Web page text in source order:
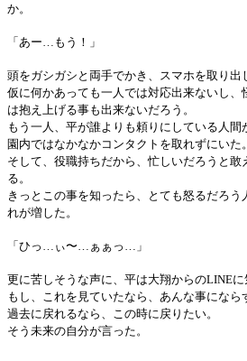
か。
「あー…もう！」
頭をガシガシと両手でかき、スマホを取り出
仮に何かあっても一人では対応出来ないし
は抱え上げる事も出来ないだろう。
もう一人、平が誰よりも頼りにしている人
園内ではなかなかコンタクトを取れずにいた。
そして、役職持ちだから、忙しいだろうと敢
る。
きっとこの事を知ったら、とても怒るだろ
れが増した。
「ひっ…ぃ〜…ぁぁっ…」
更に苦しそうな声に、平は大翔からのLINEに
もし、これを見ていたなら、あんな事になら
過去に戻れるなら、この時に戻りたい。
そう未来の自分が言った。